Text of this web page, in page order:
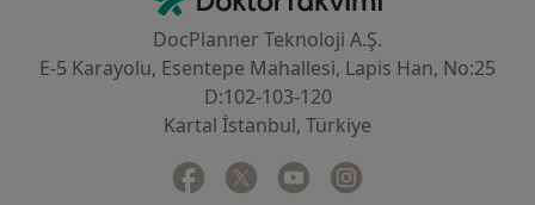
DocPlanner Teknoloji A.Ş.
E-5 Karayolu, Esentepe Mahallesi, Lapis Han, No:25
D:102-103-120
Kartal İstanbul, Türkiye
Facebook
yeni bir sekmede açılır
Twitter
yeni bir sekmede açılır
Youtube
yeni bir sekmede açılır